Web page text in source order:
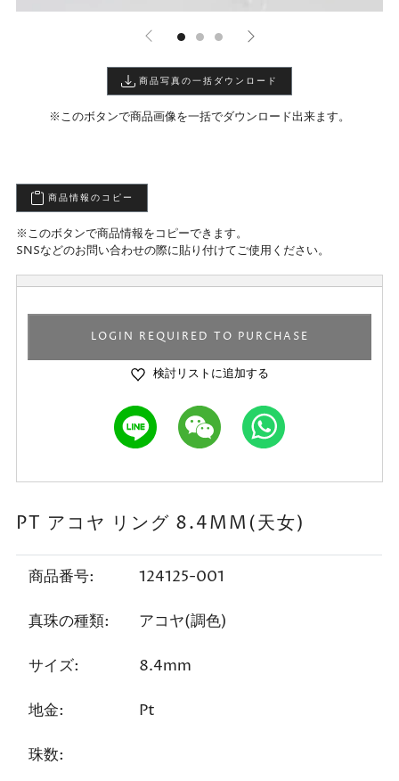
商品写真の一括ダウンロード
※このボタンで商品画像を一括でダウンロード出来ます。
商品情報のコピー
※このボタンで商品情報をコピーできます。
SNSなどのお問い合わせの際に貼り付けてご使用ください。
LOGIN REQUIRED TO PURCHASE
検討リストに追加する
PT アコヤ リング 8.4MM(天女)
商品番号: 124125-001
真珠の種類: アコヤ(調色)
サイズ: 8.4mm
地金: Pt
珠数: